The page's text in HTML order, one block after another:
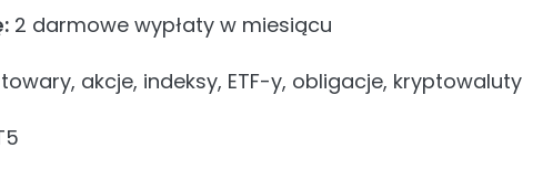
2 darmowe wypłaty w miesiącu
towary, akcje, indeksy, ETF-y, obligacje, kryptowaluty